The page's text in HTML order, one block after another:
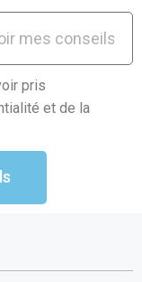
pris
et de la